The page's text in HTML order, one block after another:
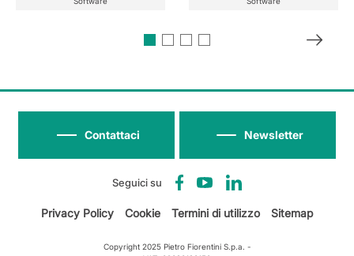
Seguici su
Newsletter
Contattaci
Privacy Policy Cookie Termini di utilizzo Sitemap
Copyright 2025 Pietro Fiorentini S.p.a. -